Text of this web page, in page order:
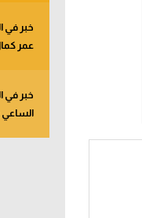
خبر في
عمر
خبر في
الساعي